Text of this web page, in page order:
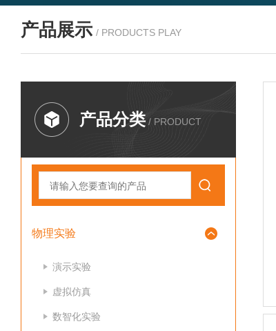
产品展示 / PRODUCTS PLAY
产品分类 / PRODUCT
物理实验
演示实验
虚拟仿真
数智化实验